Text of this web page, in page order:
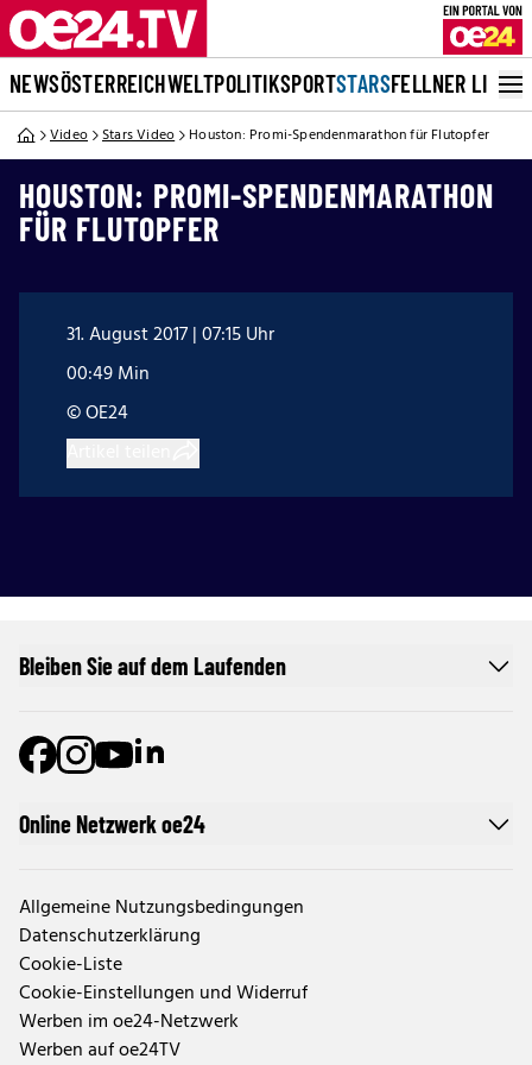
NEWSÖSTERREICHWELTPOLITIKSPORTSTARSFELLNER LIVE
Video Stars Video Houston: Promi-Spendenmarathon für Flutopfer
HOUSTON: PROMI-SPENDENMARATHON
FÜR FLUTOPFER
31. August 2017 | 07:15 Uhr
00:49 Min
© OE24
Online Netzwerk oe24
Allgemeine Nutzungsbedingungen
Datenschutzerklärung
Cookie-Liste
Cookie-Einstellungen und Widerruf
Werben im oe24-Netzwerk
Werben auf oe24TV
Bleiben Sie auf dem Laufenden